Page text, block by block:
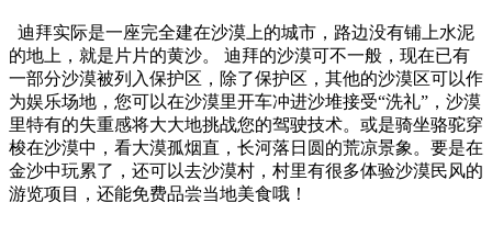
迪拜实际是一座完全建在沙漠上的城市，路边没有铺上水泥
的地上，就是片片的黄沙。 迪拜的沙漠可不一般，现在已有
一部分沙漠被列入保护区，除了保护区，其他的沙漠区可以作
为娱乐场地，您可以在沙漠里开车冲进沙堆接受“洗礼”，沙漠
里特有的失重感将大大地挑战您的驾驶技术。或是骑坐骆驼穿
梭在沙漠中，看大漠孤烟直，长河落日圆的荒凉景象。要是在
金沙中玩累了，还可以去沙漠村，村里有很多体验沙漠民风的
游览项目，还能免费品尝当地美食哦！